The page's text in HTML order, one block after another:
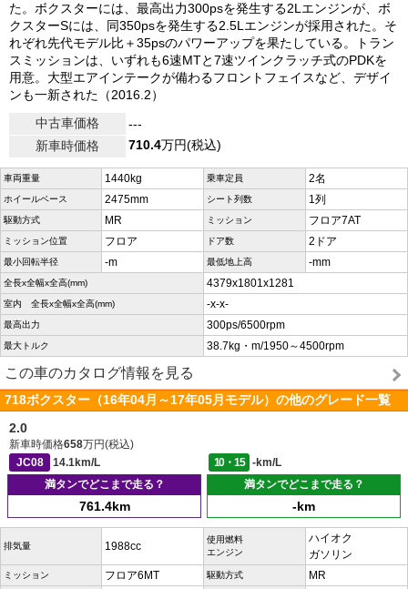
た。ボクスターには、最高出力300psを発生する2Lエンジンが、ボ
クスターSには、同350psを発生する2.5Lエンジンが採用された。そ
れぞれ先代モデル比＋35psのパワーアップを果たしている。トラン
スミッションは、いずれも6速MTと7速ツインクラッチ式のPDKを
用意。大型エアインテークが備わるフロントフェイスなど、デザイ
ンも一新された（2016.2）
中古車価格
---
新車時価格
710.4万円(税込)
車両重量 1440kg 乗車定員 2名
ホイールベース 2475mm シート列数 1列
駆動方式 MR ミッション フロア7AT
ミッション位置 フロア ドア数 2ドア
最小回転半径 -m 最低地上高 -mm
全長x全幅x全高(mm) 4379x1801x1281
室内 全長x全幅x全高(mm) -x-x-
最高出力 300ps/6500rpm
最大トルク 38.7kg・m/1950～4500rpm
この車のカタログ情報を見る
718ボクスター（16年04月～17年05月モデル）の他のグレード一覧
2.0
新車時価格658万円(税込)
JC08
14.1km/L 10・15
-km/L
満タンでどこまで走る？
761.4km
満タンでどこまで走る？
-km
排気量 1988cc
使用燃料
エンジン
ハイオク
ガソリン
ミッション フロア6MT 駆動方式 MR